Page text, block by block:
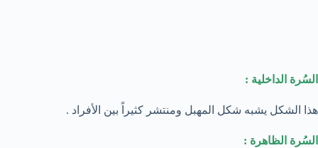
السُرة الداخلية :
هذا الشكل يشبه شكل المهبل ومنتشر كثيراً بين الأفراد .
السُرة الظاهرة :